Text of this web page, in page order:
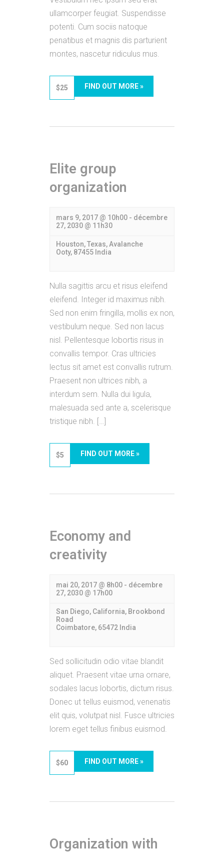
ullamcorper feugiat. Suspendisse
potenti. Cum sociis natoque
penatibus et magnis dis parturient
montes, nascetur ridiculus mus.
$25 FIND OUT MORE »
Elite group
organization
mars 9, 2017 @ 10h00 - décembre
27, 2030 @ 11h30
Houston, Texas, Avalanche
Ooty, 87455 India
Nulla sagittis arcu et risus eleifend
eleifend. Integer id maximus nibh.
Sed non enim fringilla, mollis ex non,
vestibulum neque. Sed non lacus
nisl. Pellentesque lobortis risus in
convallis tempor. Cras ultricies
lectus sit amet est convallis rutrum.
Praesent non ultrices nibh, a
interdum sem. Nulla dui ligula,
malesuada sed ante a, scelerisque
tristique nibh. […]
$5 FIND OUT MORE »
Economy and
creativity
mai 20, 2017 @ 8h00 - décembre
27, 2030 @ 17h00
San Diego, California, Brookbond
Road
Coimbatore, 65472 India
Sed sollicitudin odio vitae blandit
aliquet. Praesent vitae urna ornare,
sodales lacus lobortis, dictum risus.
Donec ut tellus euismod, venenatis
elit quis, volutpat nisl. Fusce ultricies
lorem eget tellus finibus euismod.
$60 FIND OUT MORE »
Organization with